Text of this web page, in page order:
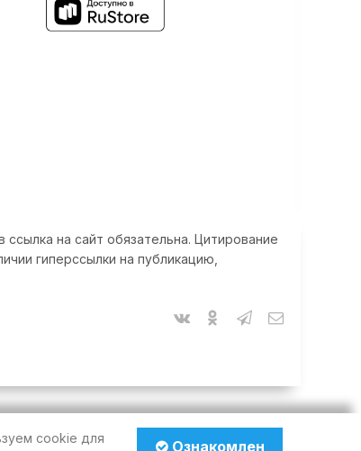
на сайт обязательна. Цитирование
гиперссылки на публикацию,
cookie для
Ознакомлен